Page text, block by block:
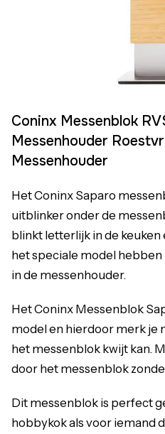
Coninx Messenblok
Messenhouder
Messenhouder
Het Coninx Saparo
uitblinker onder de
blinkt letterlijk in de keuken
het speciale model
in de messenhouder.
Het Coninx Messenblok
model en hierdoor merk je
het messenblok kwijt kan.
door het messenblok
Dit messenblok is perfect
hobbykok als voor iemand